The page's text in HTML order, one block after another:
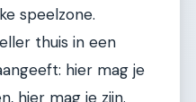
speelzone.
thuis in een
hier mag je
hier mag je zijn.